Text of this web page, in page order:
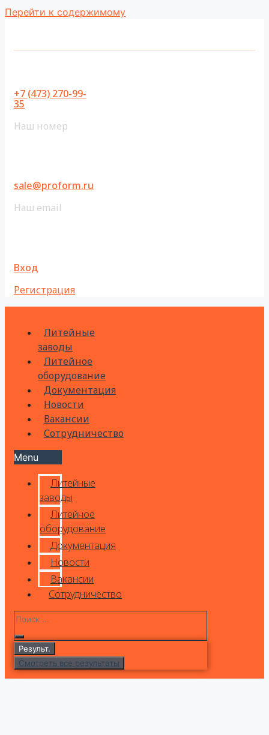
Перейти к содержимому
+7 (473) 270-99-
35
Наш номер
sale@proform.ru
Наш email
Вход
Регистрация
Литейные
заводы
Литейное
оборудование
Документация
Новости
Вакансии
Сотрудничество
Menu
Литейные
заводы
Литейное
оборудование
Документация
Новости
Вакансии
Сотрудничество
Результ.
Смотреть все результаты